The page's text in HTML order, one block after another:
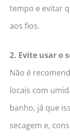
tempo e evitar
aos fios.
2. Evite usar o
Não é
locais com
banho, já que
secagem e,